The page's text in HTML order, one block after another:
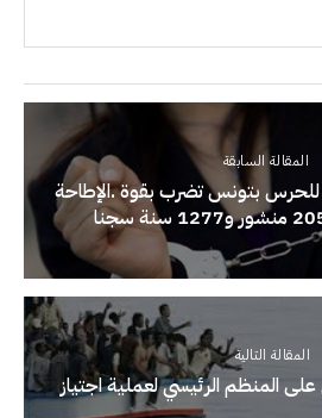
المقالة السابقة
للحرس بتونس تضرب بقوة .الإطاحة
المقالة التالية
المنظم الرئيسي لعملية اجتياز